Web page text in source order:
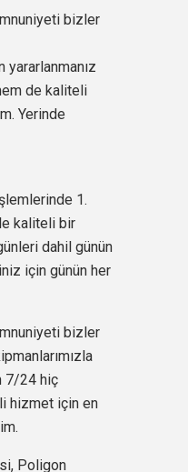
bizler
de kaliteli
Yerinde
1.
kaliteli bir
dahil günün
için günün her
bizler
7/24 hiç
hizmet için en
Poligon